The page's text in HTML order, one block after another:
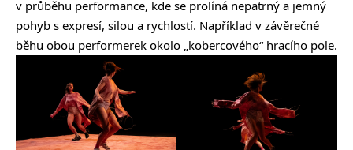
v průběhu performance, kde se prolíná nepatrný a jemný
pohyb s expresí, silou a rychlostí. Například v závěrečné
běhu obou performerek okolo „kobercového“ hracího pole.